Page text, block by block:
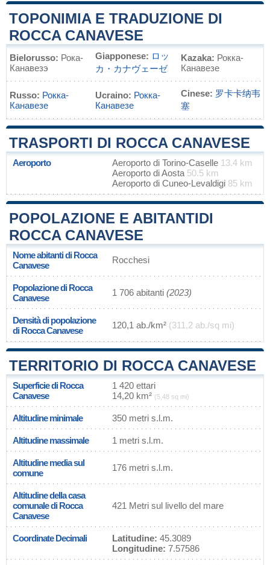
TOPONIMIA E TRADUZIONE DI
ROCCA CANAVESE
Bielorusso: Рока-
Канавезэ
Giapponese: ロッ
カ・カナヴェーゼ
Kazaka: Рокка-
Канавезе
Russo: Рокка-
Канавезе
Ucraino: Рокка-
Канавезе
Cinese: 罗卡卡纳韦
塞
TRASPORTI DI ROCCA CANAVESE
Aeroporto Aeroporto di Torino-Caselle 13.4 km
Aeroporto di Aosta 50.5 km
Aeroporto di Cuneo-Levaldigi 85 km
POPOLAZIONE E ABITANTIDI
ROCCA CANAVESE
Nome abitanti di Rocca
Canavese
Rocchesi
Popolazione di Rocca
Canavese
1 706 abitanti (2023)
Densità di popolazione
di Rocca Canavese
120,1 ab./km² (311,2 ab./sq mi)
TERRITORIO DI ROCCA CANAVESE
Superficie di Rocca
Canavese
1 420 ettari
14,20 km² (5,48 sq mi)
Altitudine minimale 350 metri s.l.m.
Altitudine massimale 1 metri s.l.m.
Altitudine media sul
comune
176 metri s.l.m.
Altitudine della casa
comunale di Rocca
Canavese
421 Metri sul livello del mare
Coordinate Decimali Latitudine: 45.3089
Longitudine: 7.57586